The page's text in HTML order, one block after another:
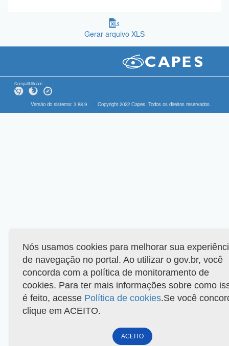
Gerar arquivo XLS
Compatibilidade
Versão do sistema: 3.88.9 Copyright 2022 Capes. Todos os direitos reservados.
Nós usamos cookies para melhorar sua
de navegação no portal. Ao utilizar o gov.br, você
concorda com a política de monitoramento de
cookies. Para ter mais informações sobre como
é feito, acesse Política de cookies.Se você
clique em ACEITO.
ACEITO